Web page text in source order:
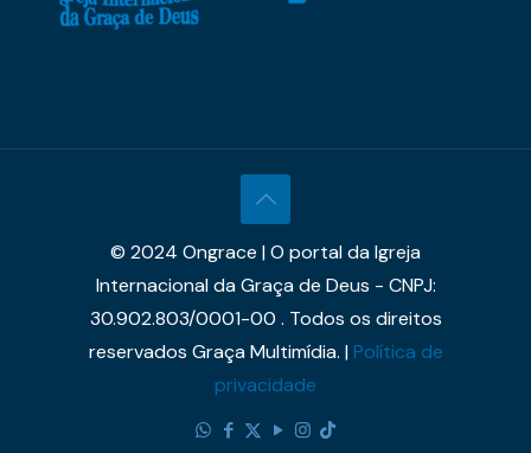
© 2024 Ongrace | O portal da Igreja
Internacional da Graça de Deus - CNPJ:
30.902.803/0001-00 . Todos os direitos
reservados Graça Multimídia. |Política de
privacidade